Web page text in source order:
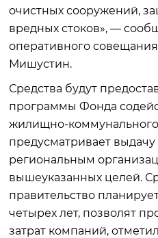
очистных сооружений,
вредных стоков», —
оперативного
Мишустин.
Средства будут
программы Фонда
жилищно-
предусматривает
региональным
вышеуказанных целей.
правительство
четырех лет, позволят
затрат компаний,